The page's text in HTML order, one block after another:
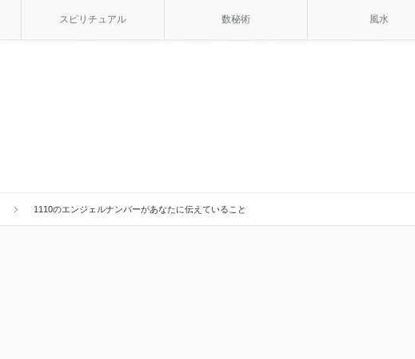
スピリチュアル 数秘術 風水
1110のエンジェルナンバーがあなたに伝えていること